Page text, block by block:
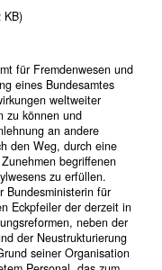
für Fremdenwesen und
eines Bundesamtes
weltweiter
zu können und
an andere
den Weg, durch eine
begriffenen
zu erfüllen.
Bundesministerin für
Eckpfeiler der derzeit in
neben der
der Neustrukturierung
seiner Organisation